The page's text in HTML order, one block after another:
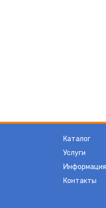
Каталог
Услуги
Информация
Контакты